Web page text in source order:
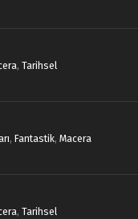
, Tarihsel
, Fantastik, Macera
, Tarihsel